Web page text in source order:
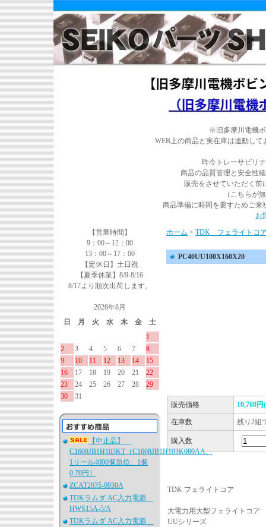
※旧多摩川電機
WEB上の商品と実在庫は連動し
昨今トレーサビリ
商品の品質管理と安全性
販売をさせていただく前
（こちらが
商品準備に時間を要すためご来
お
【営業時間】
9：00～12：00
13：00～17：00
【定休日】土日祝
【夏季休業】8/9-8/16
8/17より順次出荷します。
2026年8月
日
月 火 水 木 金
土
1
2
3 4 5 6 7
8
9
10 11 12 13 14
15
16
17 18 19 20 21
22
23
24 25 26 27 28
29
30
31
【中止品】
C1608JB1H103KT（C1608JB1H103K080AA、
1リール4000個単位、1個
0.70円）
ZCAT2035-0930A
TDKラムダ AC入力電源
HWS15A-5/A
TDKラムダ AC入力電源
ホーム > TDK フェライトコ
PC40UU100X160X20
販売価格 10,780
在庫数 残り2組
購入数
TDK フェライトコア
大電力用大型フェライトコ
UUシリーズ